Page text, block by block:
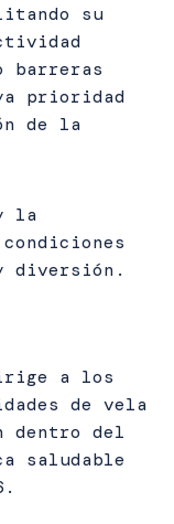
su
barreras
prioridad
de la
la
diversión.
a los
de vela
dentro del
saludable